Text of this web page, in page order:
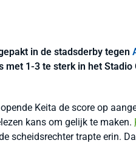
in de stadsderby tegen
1-3 te sterk in het
Keita de score op
kans om gelijk te maken.
scheidsrechter trapte erin.